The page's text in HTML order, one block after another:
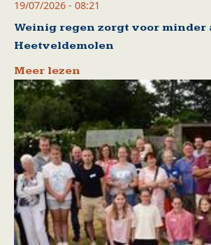
19/07/2026 - 08:21
Weinig regen zorgt voor
Heetveldemolen
Meer lezen